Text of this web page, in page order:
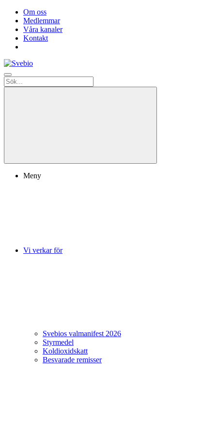
Om oss
Medlemmar
Våra kanaler
Kontakt
Meny
Vi verkar för
Svebios valmanifest 2026
Styrmedel
Koldioxidskatt
Besvarade remisser